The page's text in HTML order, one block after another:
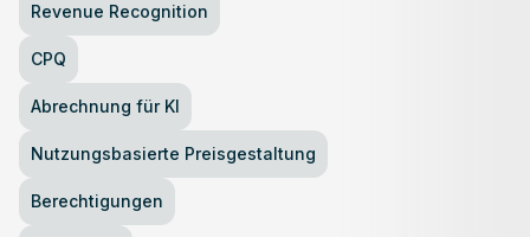
Revenue Recognition
CPQ
Abrechnung für KI
Nutzungsbasierte Preisgestaltung
Berechtigungen